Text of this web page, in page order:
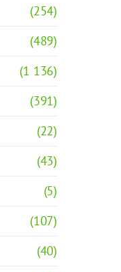
(254)
(489)
(1 136)
(391)
(22)
(43)
(5)
(107)
(40)